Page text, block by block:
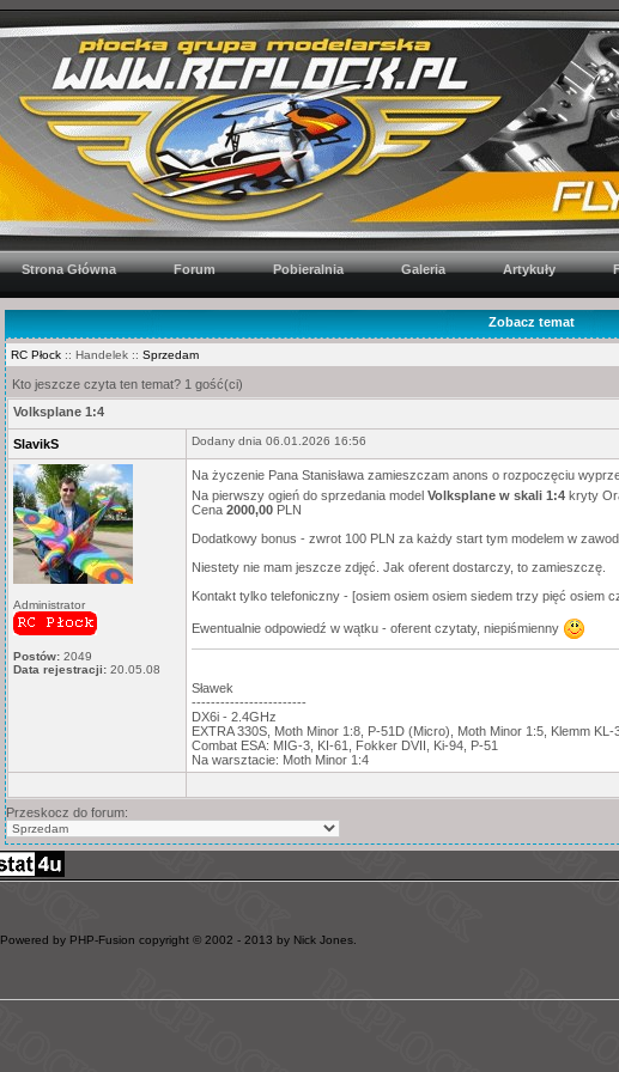
Strona Główna Forum Pobieralnia Galeria Artykuły
Zobacz temat
RC Płock :: Handelek :: Sprzedam
Kto jeszcze czyta ten temat? 1 gość(ci)
Volksplane 1:4
SlavikS Dodany dnia 06.01.2026 16:56
Administrator
Postów: 2049
Data rejestracji: 20.05.08
Na życzenie Pana Stanisława zamieszczam anons o rozpoczęciu
Na pierwszy ogień do sprzedania model Volksplane w skali 1:4 kryty
Cena 2000,00 PLN
Dodatkowy bonus - zwrot 100 PLN za każdy start tym modelem w
Niestety nie mam jeszcze zdjęć. Jak oferent dostarczy, to zamieszczę.
Kontakt tylko telefoniczny - [osiem osiem osiem siedem trzy pięć osiem
Ewentualnie odpowiedź w wątku - oferent czytaty, niepiśmienny
Sławek
------------------------
DX6i - 2.4GHz
EXTRA 330S, Moth Minor 1:8, P-51D (Micro), Moth Minor 1:5, Klemm KL-
Combat ESA: MIG-3, KI-61, Fokker DVII, Ki-94, P-51
Na warsztacie: Moth Minor 1:4
Przeskocz do forum:
Powered by PHP-Fusion copyright © 2002 - 2013 by Nick Jones.